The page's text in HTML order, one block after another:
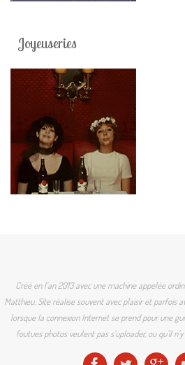
Joyeuseries
Créé en l'an 2013 avec une machine appelée
Matthieu. Site réalise souvent avec plaisir et parfois
lorsque la connexion Internet se prend pour une
foutues photos veulent pas s'uploader, ou qu'il